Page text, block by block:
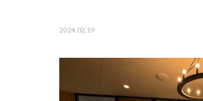
2024.02.19